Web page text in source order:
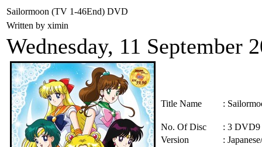
Sailormoon (TV 1-46End) DVD
Written by ximin
Wednesday, 11 September
Title Name :
No. Of Disc
: 3 DVD9
Version
: